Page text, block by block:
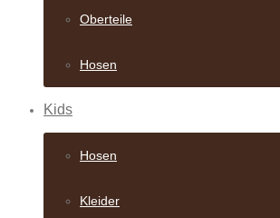
Oberteile
Hosen
Kids
Hosen
Kleider